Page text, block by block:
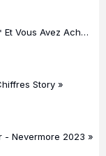
Regarde le sujet « Ce Que Shiva* Et Vous Avez Acheté/vu... »
Story »
- Nevermore 2023 »